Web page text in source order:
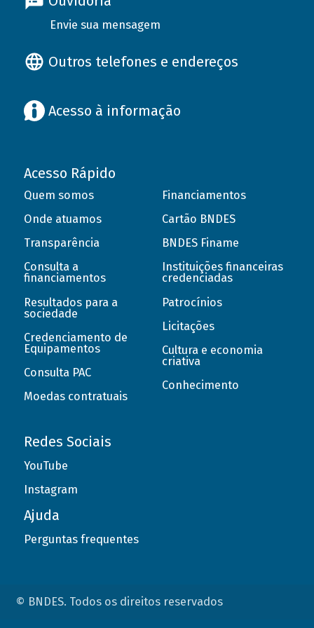
Envie sua mensagem
Outros telefones e endereços
Acesso à informação
Acesso Rápido
Quem somos
Onde atuamos
Transparência
Consulta a
financiamentos
Resultados para a
sociedade
Credenciamento de
Equipamentos
Consulta PAC
Moedas contratuais
Financiamentos
Cartão BNDES
BNDES Finame
Instituições financeiras
credenciadas
Patrocínios
Licitações
Cultura e economia
criativa
Conhecimento
Redes Sociais
YouTube
Instagram
Ajuda
Perguntas frequentes
© BNDES. Todos os direitos reservados